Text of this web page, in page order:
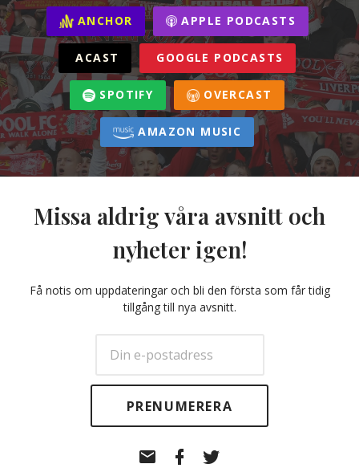
ANCHOR APPLE PODCASTS
ACAST GOOGLE PODCASTS
SPOTIFY OVERCAST
AMAZON MUSIC
Missa aldrig våra avsnitt och
nyheter igen!
Få notis om uppdateringar och bli den första som får tidig
tillgång till nya avsnitt.
post
Facebook